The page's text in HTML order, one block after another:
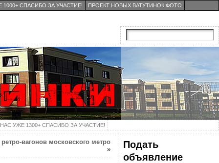
1000+ СПАСИБО ЗА УЧАСТИЕ! ПРОЕКТ НОВЫХ ВАТУТИНОК ФОТО
НАС УЖЕ 1300+ СПАСИБО ЗА УЧАСТИЕ!
вагонов московского метро
»
Подать
объявление